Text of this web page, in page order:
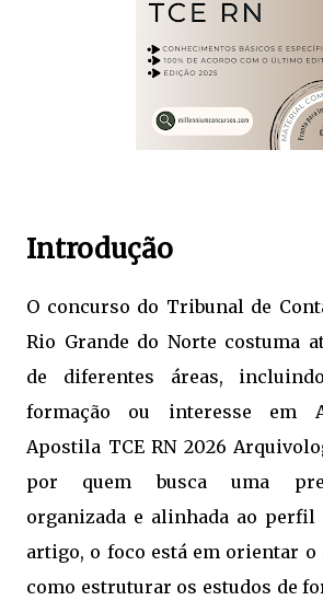
Introdução
O concurso do Tribunal de
Rio Grande do Norte costuma
de diferentes áreas,
formação ou interesse em
Apostila TCE RN 2026
por quem busca uma
organizada e alinhada ao perfil
artigo, o foco está em orientar o
como estruturar os estudos de